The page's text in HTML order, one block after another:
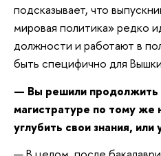
подсказывает, что
мировая политика» редко
должности и работают в
быть специфично для
— Вы решили продолжить
магистратуре по тому же
углубить свои знания,